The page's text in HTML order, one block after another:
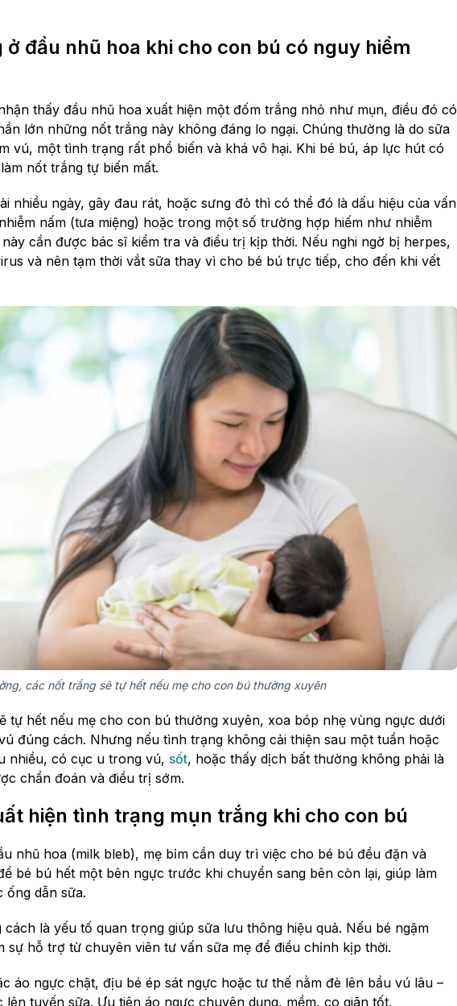
đầu nhũ hoa khi cho con bú có nguy hiểm
thấy đầu nhũ hoa xuất hiện một đốm trắng nhỏ như mụn, điều đó có
lớn những nốt trắng này không đáng lo ngại. Chúng thường là do sữa
vú, một tình trạng rất phổ biến và khá vô hại. Khi bé bú, áp lực hút có
nốt trắng tự biến mất.
nhiều ngày, gây đau rát, hoặc sưng đỏ thì có thể đó là dấu hiệu của vấn
nấm (tưa miệng) hoặc trong một số trường hợp hiếm như nhiễm
cần được bác sĩ kiểm tra và điều trị kịp thời. Nếu nghi ngờ bị herpes,
và nên tạm thời vắt sữa thay vì cho bé bú trực tiếp, cho đến khi vết
các nốt trắng sẽ tự hết nếu mẹ cho con bú thường xuyên
tự hết nếu mẹ cho con bú thường xuyên, xoa bóp nhẹ vùng ngực dưới
đúng cách. Nhưng nếu tình trạng không cải thiện sau một tuần hoặc
nhiều, có cục u trong vú, sốt, hoặc thấy dịch bất thường không phải là
chẩn đoán và điều trị sớm.
hiện tình trạng mụn trắng khi cho con bú
nhũ hoa (milk bleb), mẹ bỉm cần duy trì việc cho bé bú đều đặn và
bé bú hết một bên ngực trước khi chuyển sang bên còn lại, giúp làm
ống dẫn sữa.
là yếu tố quan trọng giúp sữa lưu thông hiệu quả. Nếu bé ngậm
sự hỗ trợ từ chuyên viên tư vấn sữa mẹ để điều chỉnh kịp thời.
áo ngực chật, địu bé ép sát ngực hoặc tư thế nằm đè lên bầu vú lâu –
tuyến sữa. Ưu tiên áo ngực chuyên dụng, mềm, co giãn tốt.